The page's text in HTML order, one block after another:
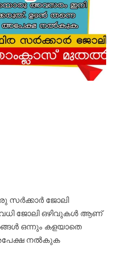
സർക്കാർ ജോലി
ജോലി ഒഴിവുകൾ ആണ്
ഒന്നും കളയാതെ
നൽകുക